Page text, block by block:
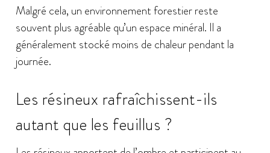
Malgré cela, un environnement forestier reste
souvent plus agréable qu’un espace minéral. Il a
généralement stocké moins de chaleur pendant la
journée.
Les résineux rafraîchissent-ils
autant que les feuillus ?